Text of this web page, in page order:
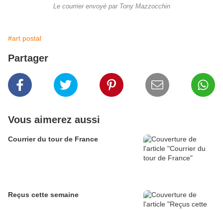
Le courrier envoyé par Tony Mazzocchin
#art postal
Partager
Vous aimerez aussi
Courrier du tour de France
Reçus cette semaine